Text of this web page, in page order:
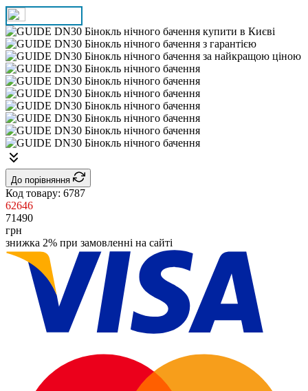
До порівняння
Код товару: 6787
62646
71490
грн
знижка 2% при замовленні на сайті